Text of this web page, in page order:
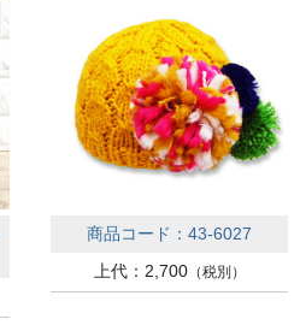
商品コード：43-6027
上代：2,700（税別）